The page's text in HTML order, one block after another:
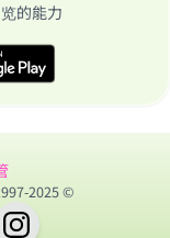
的能力
2025 ©